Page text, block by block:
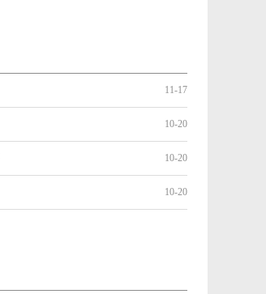
11-17
10-20
10-20
10-20